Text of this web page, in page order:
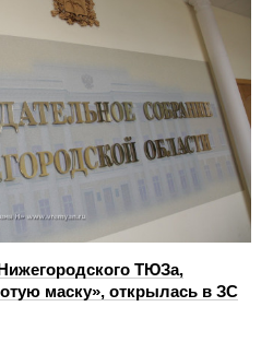
ТЮЗа,
маску», открылась в ЗС